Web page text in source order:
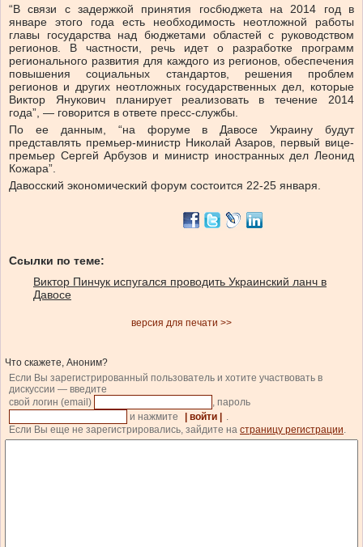
“В связи с задержкой принятия госбюджета на 2014 год в
январе этого года есть необходимость неотложной работы
главы государства над бюджетами областей с руководством
регионов. В частности, речь идет о разработке программ
регионального развития для каждого из регионов, обеспечения
повышения социальных стандартов, решения проблем
регионов и других неотложных государственных дел, которые
Виктор Янукович планирует реализовать в течение 2014
года”, — говорится в ответе пресс-службы.
По ее данным, “на форуме в Давосе Украину будут
представлять премьер-министр Николай Азаров, первый вице-
премьер Сергей Арбузов и министр иностранных дел Леонид
Кожара”.
Давосский экономический форум состоится 22-25 января.
Ссылки по теме:
Виктор Пинчук испугался проводить Украинский ланч в
Давосе
версия для печати >>
Что скажете, Аноним?
Если Вы зарегистрированный пользователь и хотите участвовать в
дискуссии — введите
свой логин (email)
, пароль
и нажмите
| войти |
.
Если Вы еще не зарегистрировались, зайдите на страницу регистрации.